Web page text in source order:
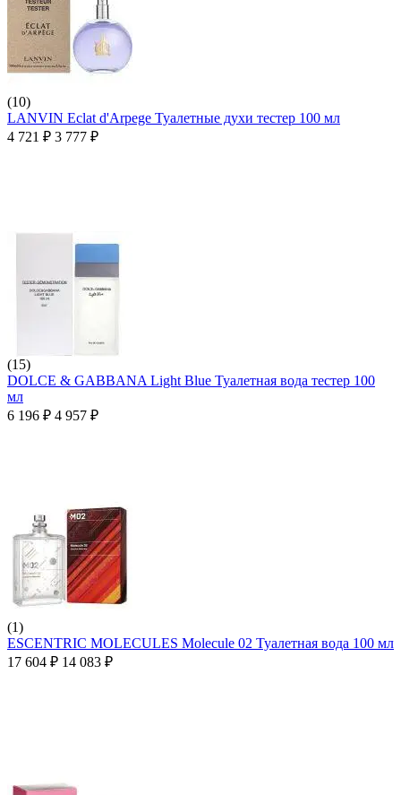
(10)
LANVIN Eclat d'Arpege Туалетные духи тестер 100 мл
4 721 ₽ 3 777 ₽
(15)
DOLCE & GABBANA Light Blue Туалетная вода тестер 100
мл
6 196 ₽ 4 957 ₽
(1)
ESCENTRIC MOLECULES Molecule 02 Туалетная вода 100 мл
17 604 ₽ 14 083 ₽